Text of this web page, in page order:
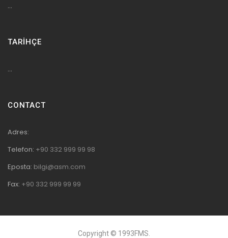
...
TARİHÇE
...
CONTACT
Adres:
Telefon: +90 332 999 99 98
Eposta: bilgi@asm.com
Fax: +90 332 999 99 99
Copyright © 1993FMS.